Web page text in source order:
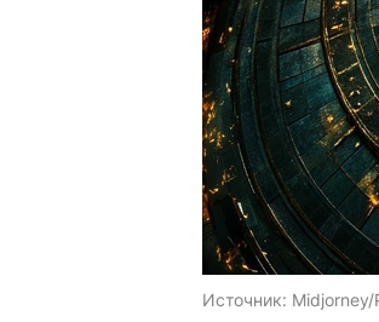
Источник: Midjorney/